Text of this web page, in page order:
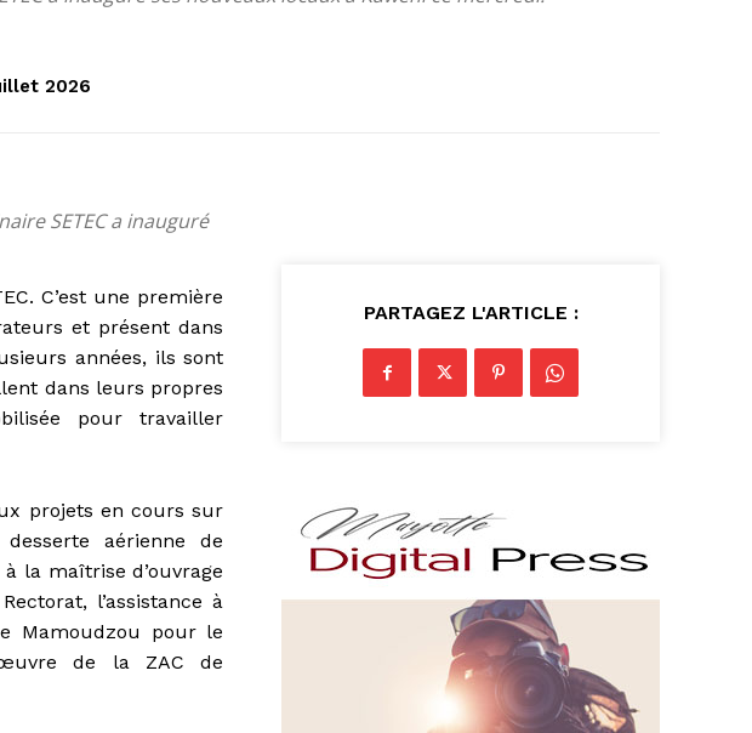
2026
SETEC a inauguré
C’est une première
et présent dans
années, ils sont
dans leurs propres
pour travailler
projets en cours sur
aérienne de
la maîtrise d’ouvrage
l’assistance à
Mamoudzou pour le
de la ZAC de
PARTAGEZ L'ARTICLE :